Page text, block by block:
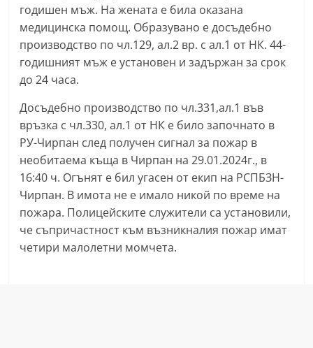
g
a
e
r
y
-
k
a
z
a
годишен мъж. На жената е била оказана
медицинска помощ. Образувано е досъдебно
производство по чл.129, ал.2 вр. с ал.1 от НК. 44-
годишният мъж е установен и задържан за срок
до 24 часа.
Досъдебно производство по чл.331,ал.1 във
връзка с чл.330, ал.1 от НК е било започнато в
РУ-Чирпан след получен сигнал за пожар в
необитаема къща в Чирпан на 29.01.2024г., в
16:40 ч. Огънят е бил угасен от екип на РСПБЗН-
Чирпан. В имота не е имало никой по време на
пожара. Полицейските служители са установили,
че съпричастност към възникналия пожар имат
четири малолетни момчета.